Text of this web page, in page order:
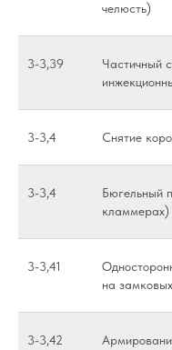
челюсть)
3-3,39
Частичный
3-3,4 Снятие
3-3,4
Бюгельный
кламмерах)
3-3,41
на
3-3,42